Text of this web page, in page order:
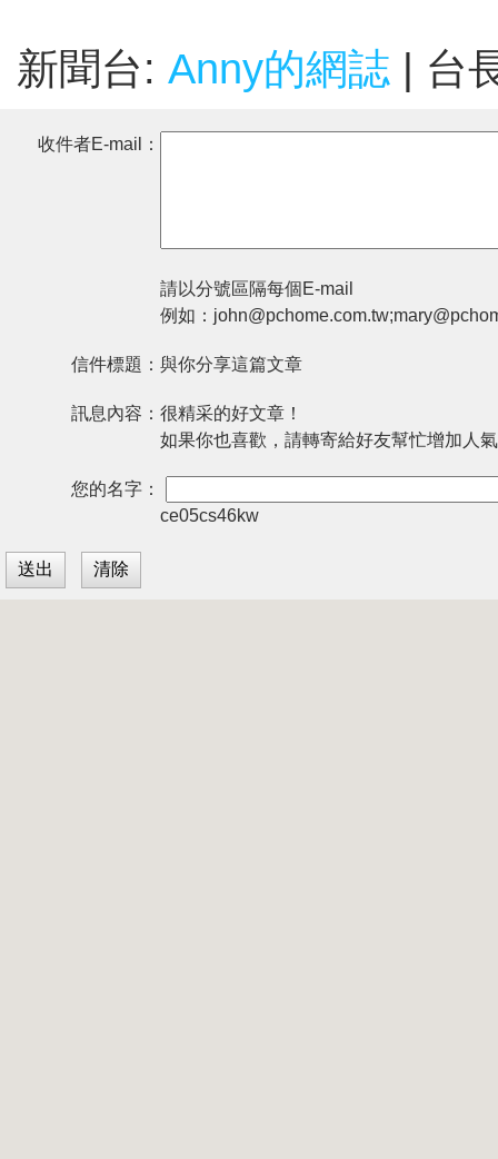
新聞台: Anny的網誌 | 台
收件者E-mail：
請以分號區隔每個E-mail
例如：
信件標題： 與你分享這篇文章
訊息內容： 很精采的好文章！
如果你也喜歡，請轉寄給好友幫忙增加人
您的名字：
ce05cs46kw